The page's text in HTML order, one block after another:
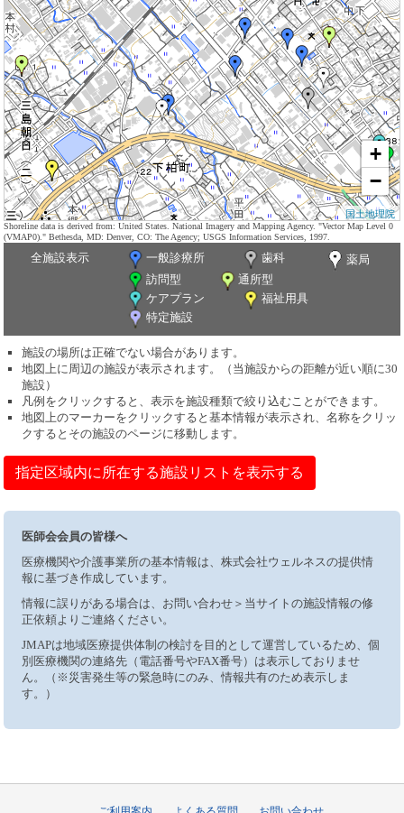
+
−
国土地理院
Shoreline data is derived from: United States. National Imagery and Mapping Agency. "Vector Map Level 0
(VMAP0)." Bethesda, MD: Denver, CO: The Agency; USGS Information Services, 1997.
全施設表示 一般診療所 歯科
薬局
訪問型
通所型
ケアプラン
福祉用具
特定施設
施設の場所は正確でない場合があります。
地図上に周辺の施設が表示されます。（当施設からの距離が近い順に30
施設）
凡例をクリックすると、表示を施設種類で絞り込むことができます。
地図上のマーカーをクリックすると基本情報が表示され、名称をクリッ
クするとその施設のページに移動します。
指定区域内に所在する施設リストを表示する
医師会会員の皆様へ
医療機関や介護事業所の基本情報は、株式会社ウェルネスの提供情
報に基づき作成しています。
情報に誤りがある場合は、お問い合わせ＞当サイトの施設情報の修
正依頼よりご連絡ください。
JMAPは地域医療提供体制の検討を目的として運営しているため、個
別医療機関の連絡先（電話番号やFAX番号）は表示しておりませ
ん。（※災害発生等の緊急時にのみ、情報共有のため表示しま
す。）